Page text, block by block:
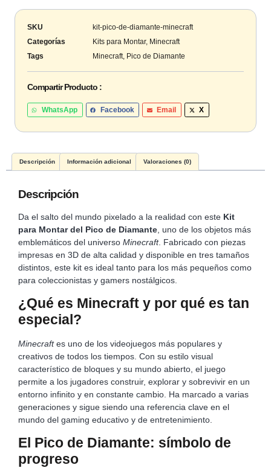
SKU
kit-pico-de-diamante-minecraft
Categorías
Kits para Montar, Minecraft
Tags
Minecraft, Pico de Diamante
Compartir Producto :
WhatsApp Facebook Email X
Descripción Información adicional Valoraciones (0)
Descripción
Da el salto del mundo pixelado a la realidad con este Kit
para Montar del Pico de Diamante , uno de los objetos más
emblemáticos del universo Minecraft. Fabricado con piezas
impresas en 3D de alta calidad y disponible en tres tamaños
distintos, este kit es ideal tanto para los más pequeños como
para coleccionistas y gamers nostálgicos.
¿Qué es Minecraft y por qué es tan
especial?
Minecraftes uno de los videojuegos más populares y
creativos de todos los tiempos. Con su estilo visual
característico de bloques y su mundo abierto, el juego
permite a los jugadores construir, explorar y sobrevivir en un
entorno infinito y en constante cambio. Ha marcado a varias
generaciones y sigue siendo una referencia clave en el
mundo del gaming educativo y de entretenimiento.
El Pico de Diamante: símbolo de
progreso